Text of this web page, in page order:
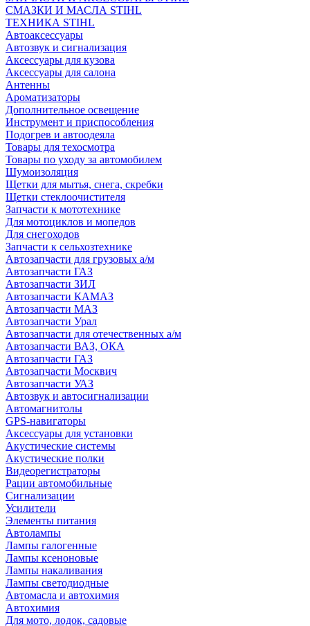
СМАЗКИ И МАСЛА STIHL
ТЕХНИКА STIHL
Автоаксессуары
Автозвук и сигнализация
Аксессуары для кузова
Аксессуары для салона
Антенны
Ароматизаторы
Дополнительное освещение
Инструмент и приспособления
Подогрев и автоодеяла
Товары для техосмотра
Товары по уходу за автомобилем
Шумоизоляция
Щетки для мытья, снега, скребки
Щетки стеклоочистителя
Запчасти к мототехнике
Для мотоциклов и мопедов
Для снегоходов
Запчасти к сельхозтехнике
Автозапчасти для грузовых а/м
Автозапчасти ГАЗ
Автозапчасти ЗИЛ
Автозапчасти КАМАЗ
Автозапчасти МАЗ
Автозапчасти Урал
Автозапчасти для отечественных а/м
Автозапчасти ВАЗ, ОКА
Автозапчасти ГАЗ
Автозапчасти Москвич
Автозапчасти УАЗ
Автозвук и автосигнализации
Автомагнитолы
GPS-навигаторы
Аксессуары для установки
Акустические системы
Акустические полки
Видеорегистраторы
Рации автомобильные
Сигнализации
Усилители
Элементы питания
Автолампы
Лампы галогенные
Лампы ксеноновые
Лампы накаливания
Лампы светодиодные
Автомасла и автохимия
Автохимия
Для мото, лодок, садовые